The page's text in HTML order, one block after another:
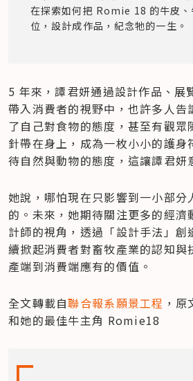
在探索如何把 Romie 18 的牛皮、
位，設計成作品，紀念牠的一生。
5 年來，譚君妍通過設計作品、展
帶入消費者的視野中，也許多人告
了自己對食物的態度，甚至有觀眾
針帶在身上，成為一枚小小的護身
待自然與動物的態度，這讓譚君妍
她說，哪怕現在只影響到一小部分
的。未來，她期待關注更多的經濟
計師的視角，透過「設計手法」創
續掀起消費者對畜牧產業的認知與
產端到消費端應有的價值。
全文轉載自聯合報系願景工程 ，
和她的最佳牛主角 Romie18